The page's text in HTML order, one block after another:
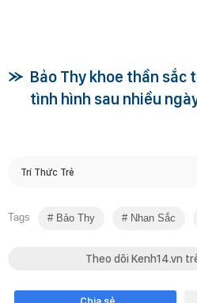
Bảo Thy khoe thần sắc
tình hình sau nhiều
Trí Thức Trẻ
Tags Bảo Thy Nhan Sắc
Theo dõi Kenh14.vn